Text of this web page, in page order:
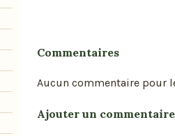
Commentaires
Aucun commentaire pour
Ajouter un commentaire